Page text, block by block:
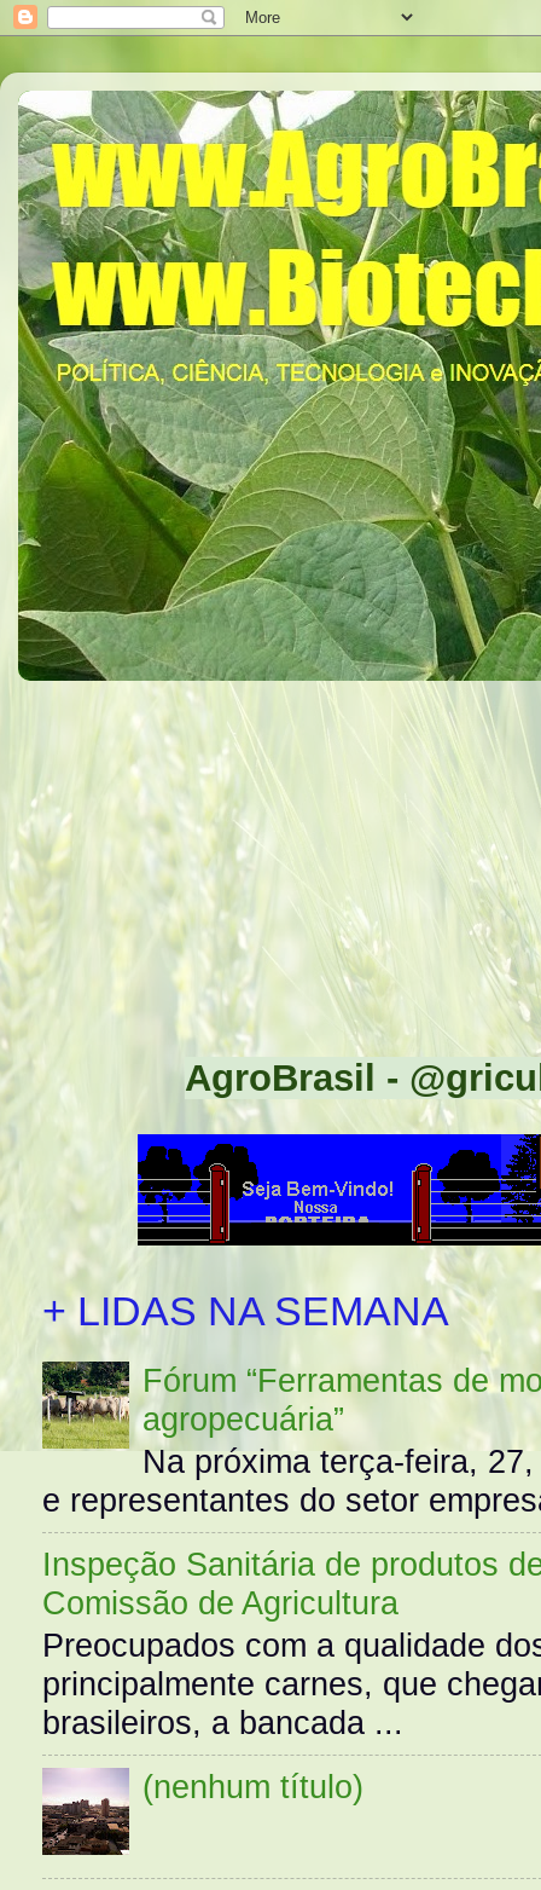
AgroBrasil -
+ LIDAS NA SEMANA
Fórum “Ferramentas de
agropecuária”
Na próxima terça-feira,
e representantes do setor
Inspeção Sanitária de produtos
Comissão de Agricultura
Preocupados com a qualidade
principalmente carnes, que
brasileiros, a bancada ...
(nenhum título)